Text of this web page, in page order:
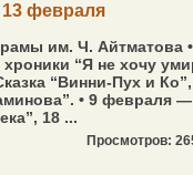
февраля
им. Ч. Айтматова
“Я не хочу
“Винни-Пух и
• 9 февраля —
18 ...
Просмотров: